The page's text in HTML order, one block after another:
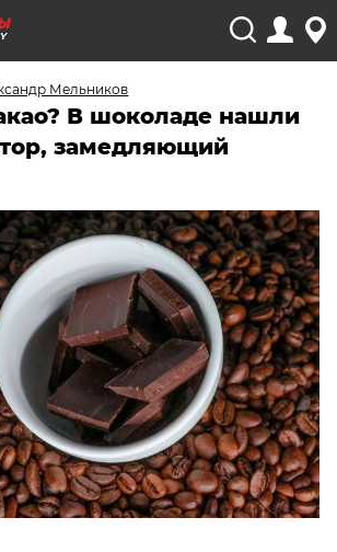
Мельников
В шоколаде нашли
замедляющий